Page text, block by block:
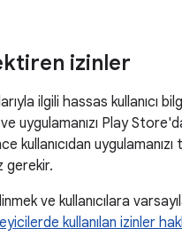
izinler
ilgili hassas kullanıcı
uygulamanızı Play
kullanıcıdan
gerekir.
ve kullanıcılara
kullanılan izinler